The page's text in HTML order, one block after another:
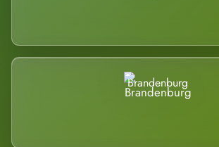
Brandenburg